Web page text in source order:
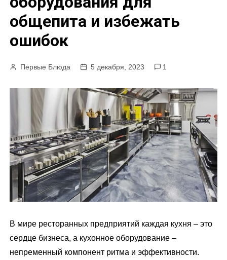
общепита и избежать
ошибок
Первые Блюда 5 декабря, 2023 1
В мире ресторанных предприятий каждая кухня – это
сердце бизнеса, а кухонное оборудование –
непременный компонент ритма и эффективности.